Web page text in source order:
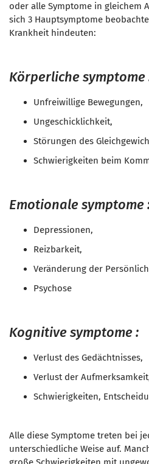
oder alle Symptome in gleichem
sich 3 Hauptsymptome
Krankheit hindeuten:
Körperliche symptome
Unfreiwillige Bewegungen,
Ungeschicklichkeit,
Störungen des
Schwierigkeiten beim
Emotionale symptome
Depressionen,
Reizbarkeit,
Veränderung der
Psychose
Kognitive symptome :
Verlust des Gedächtnisses,
Verlust der
Schwierigkeiten,
Alle diese Symptome treten bei
unterschiedliche Weise auf.